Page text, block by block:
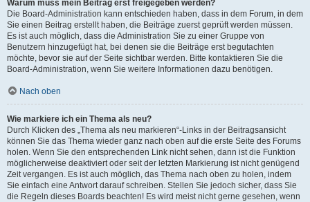
Warum muss mein Beitrag erst freigegeben werden?
Die Board-Administration kann entschieden haben, dass in dem Forum, in dem
Sie einen Beitrag erstellt haben, die Beiträge zuerst geprüft werden müssen.
Es ist auch möglich, dass die Administration Sie zu einer Gruppe von
Benutzern hinzugefügt hat, bei denen sie die Beiträge erst begutachten
möchte, bevor sie auf der Seite sichtbar werden. Bitte kontaktieren Sie die
Board-Administration, wenn Sie weitere Informationen dazu benötigen.
Nach oben
Wie markiere ich ein Thema als neu?
Durch Klicken des „Thema als neu markieren“-Links in der Beitragsansicht
können Sie das Thema wieder ganz nach oben auf die erste Seite des Forums
holen. Wenn Sie den entsprechenden Link nicht sehen, dann ist die Funktion
möglicherweise deaktiviert oder seit der letzten Markierung ist nicht genügend
Zeit vergangen. Es ist auch möglich, das Thema nach oben zu holen, indem
Sie einfach eine Antwort darauf schreiben. Stellen Sie jedoch sicher, dass Sie
die Regeln dieses Boards beachten! Es wird meist nicht gerne gesehen, wenn